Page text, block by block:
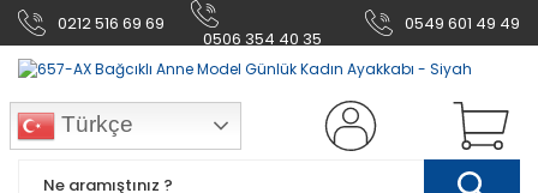
0212 516 69 69
0506 354 40 35
0549 601 49 49
Türkçe